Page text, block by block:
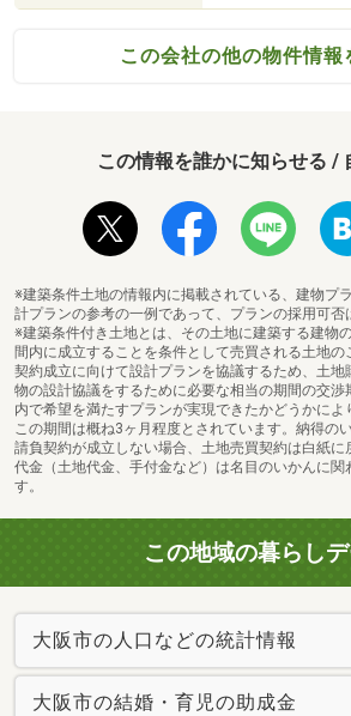
この会社の他の物件情報
この情報を誰かに知らせる /
※建築条件土地の情報内に掲載されている、建物プ
計プランの参考の一例であって、プランの採用可否
※建築条件付き土地とは、その土地に建築する建物
間内に成立することを条件として売買される土地
契約成立に向けて設計プランを協議するため、土地
物の設計協議をするために必要な相当の期間の交渉
内で希望を満たすプランが実現できたかどうかによ
この期間は概ね3ヶ月程度とされています。納得の
請負契約が成立しない場合、土地売買契約は白紙に
代金（土地代金、手付金など）は名目のいかんに関
す。
この地域の暮らし
大阪市の人口などの統計情報
大阪市の結婚・育児の助成金